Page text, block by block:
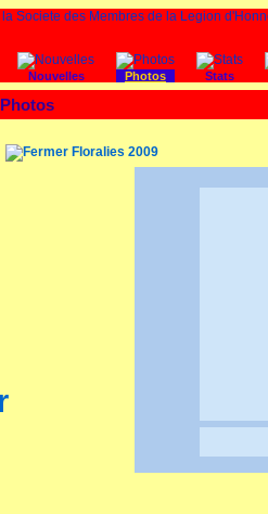
Nouvelles Photos Stats
Photos
Floralies 2009